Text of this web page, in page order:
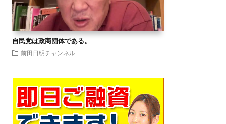
自民党は政商団体である。
前田日明チャンネル